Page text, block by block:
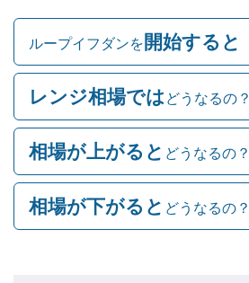
ループイフダンを 開始すると
レンジ相場では どうなるの？
相場が上がると どうなるの？
相場が下がると どうなるの？